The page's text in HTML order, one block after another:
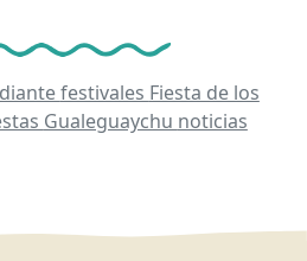
festivales Fiesta de los
Gualeguaychu noticias